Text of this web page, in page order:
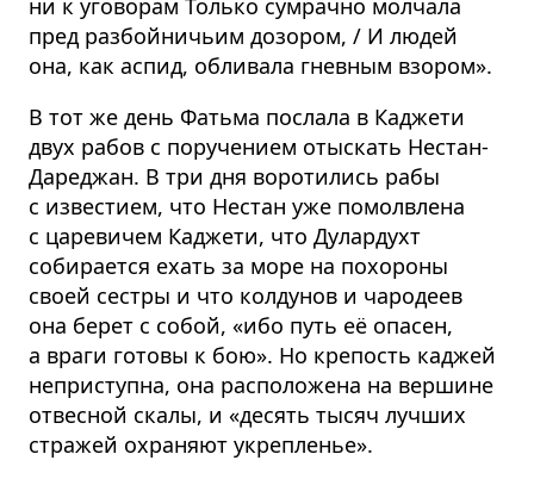
пред разбойничьим дозором, / И людей
она, как аспид, обливала гневным взором».
В тот же день Фатьма послала в Каджети
двух рабов с поручением отыскать Нестан-
Дареджан. В три дня воротились рабы
с известием, что Нестан уже помолвлена
с царевичем Каджети, что Дулардухт
собирается ехать за море на похороны
своей сестры и что колдунов и чародеев
она берет с собой, «ибо путь её опасен,
а враги готовы к бою». Но крепость каджей
неприступна, она расположена на вершине
отвесной скалы, и «десять тысяч лучших
стражей охраняют укрепленье».